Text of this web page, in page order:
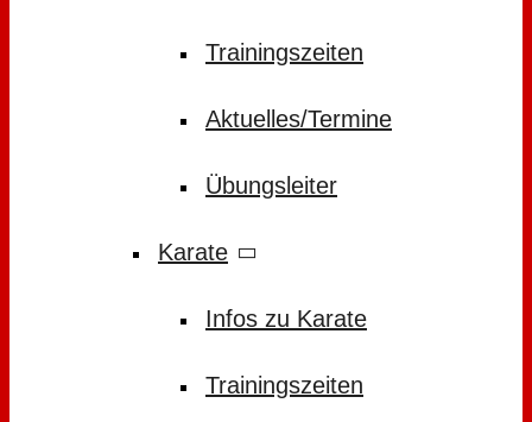
Trainingszeiten
Aktuelles/Termine
Übungsleiter
Karate
Infos zu Karate
Trainingszeiten